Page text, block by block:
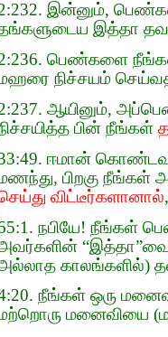
இன்னும்,
இத்தா
பெண்களை
நிச்சயம்
ஆயினும்,
பின் நீங்கள்
ஈமான்
பிறகு
விட்டீர்களானால்
நபியே! நீங்கள்
காலங்களில்)
நீங்கள் ஒரு
மனைவியை